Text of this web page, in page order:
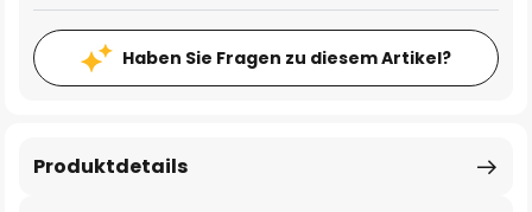
Haben Sie Fragen zu diesem Artikel?
Produktdetails